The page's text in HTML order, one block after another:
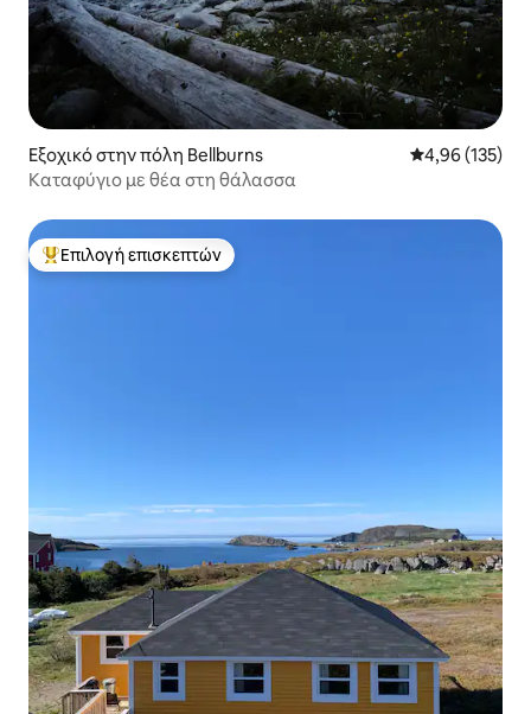
Εξοχικό στην πόλη Bellburns Μέση
4,96 (135)
Καταφύγιο με θέα στη θάλασσα
Κορυφαία επιλογή επισκεπτών
Επιλογή επισκεπτών